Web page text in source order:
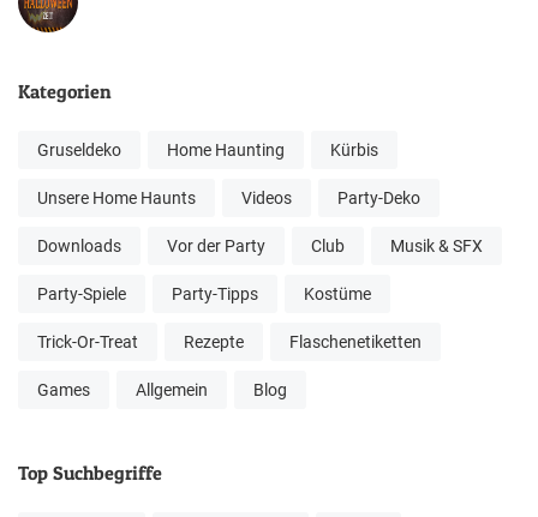
Kategorien
Gruseldeko Home Haunting Kürbis
Unsere Home Haunts Videos Party-Deko
Downloads Vor der Party Club Musik & SFX
Party-Spiele Party-Tipps Kostüme
Trick-Or-Treat Rezepte Flaschenetiketten
Games Allgemein Blog
Top Suchbegriffe